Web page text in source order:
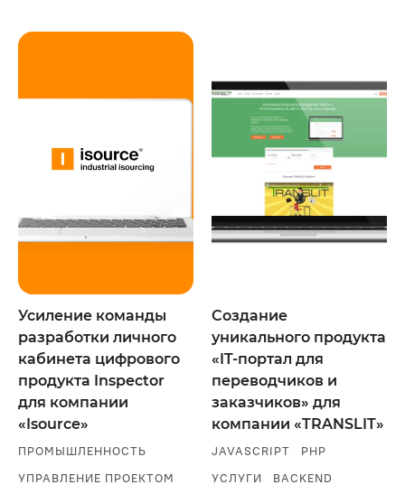
Усиление команды
разработки личного
кабинета цифрового
продукта Inspector
для компании
«Isource»
ПРОМЫШЛЕННОСТЬ
УПРАВЛЕНИЕ ПРОЕКТОМ
Создание
уникального продукта
«IT-портал для
переводчиков и
заказчиков» для
компании «TRANSLIT»
JAVASCRIPT
PHP
УСЛУГИ
BACKEND